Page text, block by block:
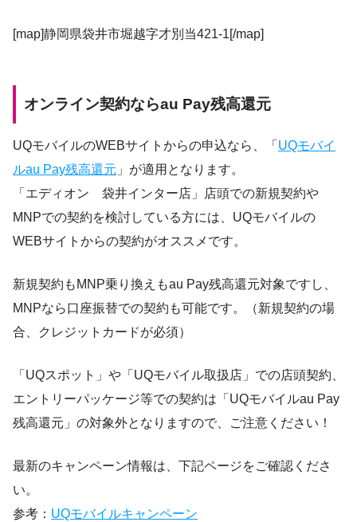
[map]静岡県袋井市堀越字才別当421-1[/map]
オンライン契約ならau Pay残高還元
UQモバイルのWEBサイトからの申込なら、「 UQモバイ
ルau Pay残高還元 」が適用となります。
「エディオン 袋井インター店」店頭での新規契約や
MNPでの契約を検討している方には、UQモバイルの
WEBサイトからの契約がオススメです。
新規契約もMNP乗り換えもau Pay残高還元対象ですし、
MNPなら口座振替での契約も可能です。（新規契約の場
合、クレジットカードが必須）
「UQスポット」や「UQモバイル取扱店」での店頭契約、
エントリーパッケージ等での契約は「UQモバイルau Pay
残高還元」の対象外となりますので、ご注意ください！
最新のキャンペーン情報は、下記ページをご確認くださ
い。
参考： UQモバイルキャンペーン